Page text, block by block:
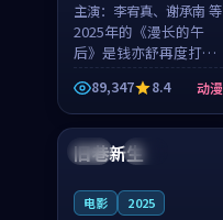
主演： 李宥真、谢承南 等
2025年的《漫长的午
后》是钱亦舒再度打磨
的动漫佳作。中国大陆
的取景与海岛日常的氛
围相互成就，李宥真与
谢承南的对手戏自然克
制，让整部影片在悬念
89,347 8.4 动漫
英国 完结
旧巷新生
电影 2025